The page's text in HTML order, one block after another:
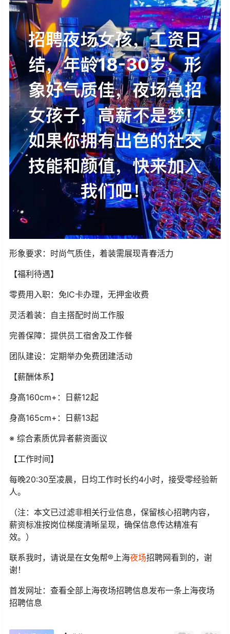
形象要求：时尚气质佳，着装需展现青春活力
【福利待遇】
零费用入职：免IC卡办理，无押金收费
灵活着装：自主搭配时尚工作服
完善保障：提供员工宿舍及工作餐
团队建设：定期举办免费团建活动
【薪酬体系】
身高160cm+：日薪12起
身高165cm+：日薪13起
※ 综合素质优异者薪资面议
【工作时间】
每晚20:30至凌晨，日均工作时长约4小时，接受零经验新
人。
（注：本文已过滤非相关行业信息，保留核心招聘内容，
薪资标准按岗位梯度清晰呈现，确保信息传达精准有
效。）
联系我时，请说是在女兔帮®上海夜场招聘网看到的，谢
谢！
首发网址：查看全部上海夜场招聘信息发布一条上海夜场
招聘信息